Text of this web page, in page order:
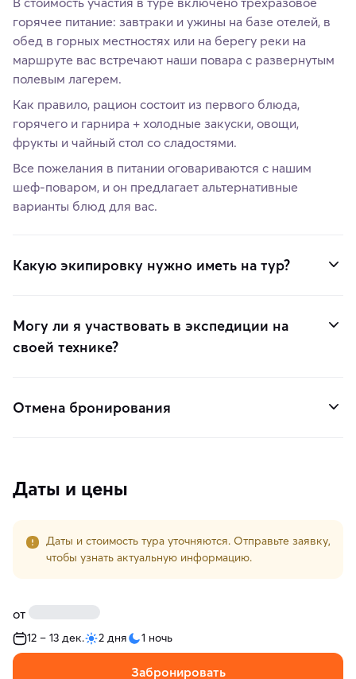
горячее питание: завтраки и ужины на базе отелей, в
обед в горных местностях или на берегу реки на
маршруте вас встречают наши повара с развернутым
полевым лагерем.
Как правило, рацион состоит из первого блюда,
горячего и гарнира + холодные закуски, овощи,
фрукты и чайный стол со сладостями.
Все пожелания в питании оговариваются с нашим
шеф-поваром, и он предлагает альтернативные
варианты блюд для вас.
Какую экипировку нужно иметь на тур?
Могу ли я участвовать в экспедиции на
своей технике?
Отмена бронирования
Даты и цены
Даты и стоимость тура уточняются. Отправьте заявку,
чтобы узнать актуальную информацию.
от
12 – 13 дек. 2 дня 1 ночь
Забронировать